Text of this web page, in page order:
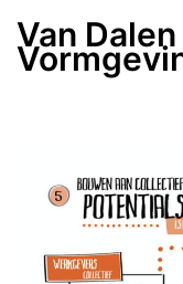
naarVan Dalen